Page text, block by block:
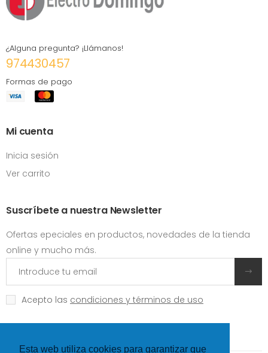
Esta web utiliza cookies para garantizar que
¿Alguna pregunta? ¡Llámanos!
974430457
Formas de pago
Mi cuenta
Inicia sesión
Ver carrito
Suscríbete a nuestra Newsletter
Ofertas epeciales en productos, novedades de la tienda
online y mucho más.
Acepto las condiciones y términos de uso